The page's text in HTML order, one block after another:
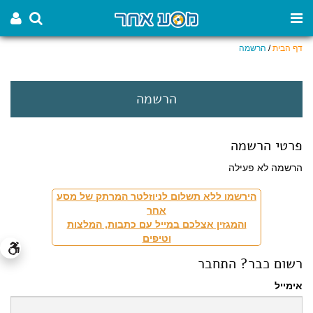
דף הבית/ הרשמה
הרשמה
פרטי הרשמה
הרשמה לא פעילה
הירשמו ללא תשלום לניוזלטר המרתק של מסע
אחר
והמגזין אצלכם במייל עם כתבות, המלצות
וטיפים
רשום כבר? התחבר
אימייל